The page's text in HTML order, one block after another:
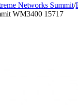
Networks Summit/
WM3400 15717